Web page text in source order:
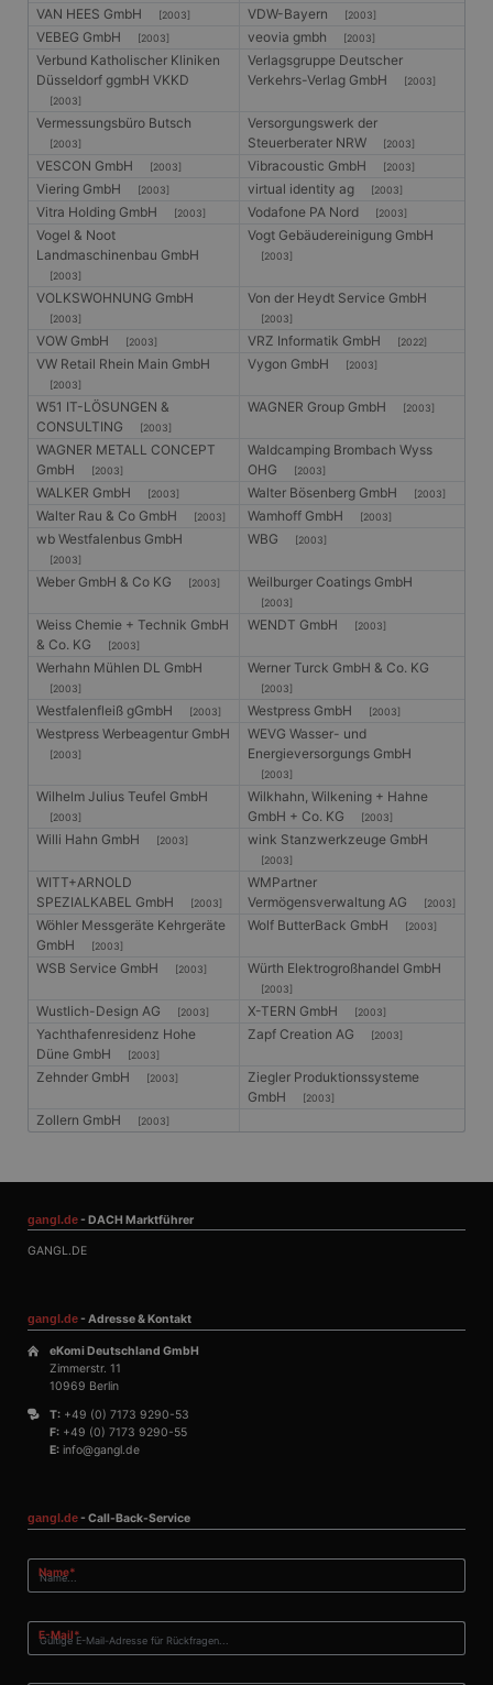
VAN HEES GmbH [2003] VDW-Bayern [2003]
VEBEG GmbH [2003] veovia gmbh [2003]
Verbund Katholischer Kliniken
Düsseldorf ggmbH VKKD
[2003]
Verlagsgruppe Deutscher
Verkehrs-Verlag GmbH
[2003]
Vermessungsbüro Butsch
[2003]
Versorgungswerk der
Steuerberater NRW
[2003]
VESCON GmbH [2003] Vibracoustic GmbH [2003]
Viering GmbH [2003] virtual identity ag [2003]
Vitra Holding GmbH [2003] Vodafone PA Nord [2003]
Vogel & Noot
Landmaschinenbau GmbH
[2003]
Vogt Gebäudereinigung GmbH
[2003]
VOLKSWOHNUNG GmbH
[2003]
Von der Heydt Service GmbH
[2003]
VOW GmbH [2003] VRZ Informatik GmbH [2022]
VW Retail Rhein Main GmbH
[2003]
Vygon GmbH [2003]
W51 IT-LÖSUNGEN &
CONSULTING
[2003]
WAGNER Group GmbH [2003]
WAGNER METALL CONCEPT
GmbH
[2003]
Waldcamping Brombach Wyss
OHG
[2003]
WALKER GmbH [2003] Walter Bösenberg GmbH [2003]
Walter Rau & Co GmbH [2003] Wamhoff GmbH [2003]
wb Westfalenbus GmbH
[2003]
WBG [2003]
Weber GmbH & Co KG [2003] Weilburger Coatings GmbH
[2003]
Weiss Chemie + Technik GmbH
& Co. KG
[2003]
WENDT GmbH [2003]
Werhahn Mühlen DL GmbH
[2003]
Werner Turck GmbH & Co. KG
[2003]
Westfalenfleiß gGmbH [2003] Westpress GmbH [2003]
Westpress Werbeagentur GmbH
[2003]
WEVG Wasser- und
Energieversorgungs GmbH
[2003]
Wilhelm Julius Teufel GmbH
[2003]
Wilkhahn, Wilkening + Hahne
GmbH + Co. KG
[2003]
Willi Hahn GmbH [2003] wink Stanzwerkzeuge GmbH
[2003]
WITT+ARNOLD
SPEZIALKABEL GmbH
[2003]
WMPartner
Vermögensverwaltung AG
[2003]
Wöhler Messgeräte Kehrgeräte
GmbH
[2003]
Wolf ButterBack GmbH [2003]
WSB Service GmbH [2003] Würth Elektrogroßhandel GmbH
[2003]
Wustlich-Design AG [2003] X-TERN GmbH [2003]
Yachthafenresidenz Hohe
Düne GmbH
[2003]
Zapf Creation AG [2003]
Zehnder GmbH [2003]
Ziegler Produktionssysteme
GmbH
[2003]
Zollern GmbH [2003]
gangl.de- DACH Marktführer
GANGL.DE
gangl.de- Adresse & Kontakt
eKomi Deutschland GmbH
Zimmerstr. 11
10969 Berlin
T:+49 (0) 7173 9290-53
F:+49 (0) 7173 9290-55
E: info@gangl.de
gangl.de- Call-Back-Service
Pflichtfeld
Name*
Pflichtfeld
E-Mail*